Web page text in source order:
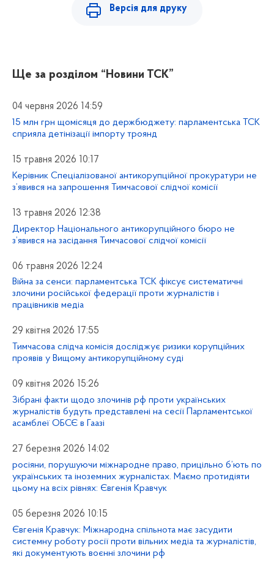
Версія для друку
Ще за розділом “Новини ТСК”
04 червня 2026 14:59
15 млн грн щомісяця до держбюджету: парламентська ТСК
сприяла детінізації імпорту троянд
15 травня 2026 10:17
Керівник Спеціалізованої антикорупційної прокуратури не
з’явився на запрошення Тимчасової слідчої комісії
13 травня 2026 12:38
Директор Національного антикорупційного бюро не
з’явився на засідання Тимчасової слідчої комісії
06 травня 2026 12:24
Війна за сенси: парламентська ТСК фіксує систематичні
злочини російської федерації проти журналістів і
працівників медіа
29 квітня 2026 17:55
Тимчасова слідча комісія досліджує ризики корупційних
проявів у Вищому антикорупційному суді
09 квітня 2026 15:26
Зібрані факти щодо злочинів рф проти українських
журналістів будуть представлені на сесії Парламентської
асамблеї ОБСЄ в Гаазі
27 березня 2026 14:02
росіяни, порушуючи міжнародне право, прицільно б’ють по
українських та іноземних журналістах. Маємо протидіяти
цьому на всіх рівнях: Євгенія Кравчук
05 березня 2026 10:15
Євгенія Кравчук: Міжнародна спільнота має засудити
системну роботу росії проти вільних медіа та журналістів,
які документують воєнні злочини рф